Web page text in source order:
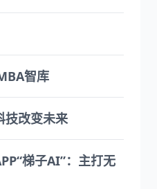
智库
技改变未来
梯子AI”：主打无